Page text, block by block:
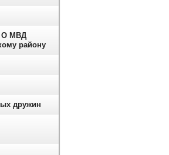
О МВД
району
дружин